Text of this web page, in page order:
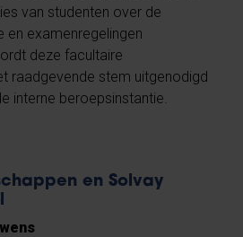
van studenten over de
en examenregelingen
deze facultaire
raadgevende stem uitgenodigd
interne beroepsinstantie.
en Solvay